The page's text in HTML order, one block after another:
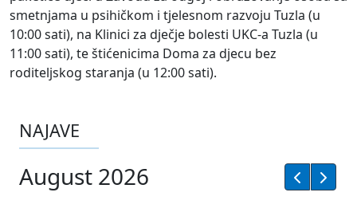
smetnjama u psihičkom i tjelesnom razvoju Tuzla (u
10:00 sati), na Klinici za dječje bolesti UKC-a Tuzla (u
11:00 sati), te štićenicima Doma za djecu bez
roditeljskog staranja (u 12:00 sati).
NAJAVE
August 2026